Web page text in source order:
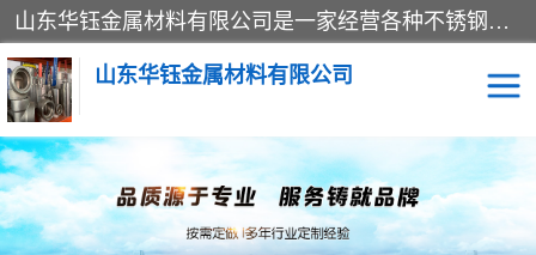
山东华钰金属材料有限公司是一家经营各种不锈钢管材、板材、圆钢、法兰、封头、型材等产品的公司；主营产品有：不锈钢管，激光切割，管件标准件，不锈钢圆钢，不锈钢人孔，不锈钢亮管，不锈钢角钢，不锈钢加工，不锈钢管子，不锈钢工业方管，不锈钢封头，不锈钢法兰，不锈钢阀门，不锈钢槽钢，不锈钢扁钢，不锈钢板等；可为客户制作各种规格的型材及不锈钢配件、非标准件及各种容器具等，能满足客户的不同采购要求。
山东华钰金属材料有限公司
不锈钢管 激光切割